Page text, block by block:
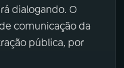
dialogando. O
comunicação da
pública, por